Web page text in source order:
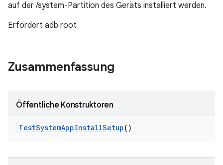
auf der /system-Partition des Geräts installiert werden.
Erfordert adb root
Zusammenfassung
Öffentliche Konstruktoren
TestSystemAppInstallSetup()